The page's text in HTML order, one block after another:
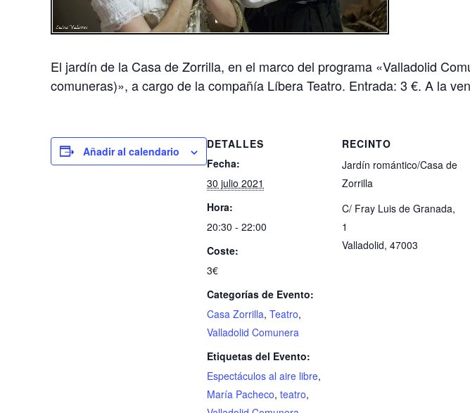
El jardín de la Casa de Zorrilla, en el marco del programa «Valladolid
comuneras)», a cargo de la compañía Líbera Teatro. Entrada: 3 €. A la
Añadir al calendario
DETALLES
Fecha:
30 julio 2021
Hora:
20:30 - 22:00
Coste:
3€
Categorías de Evento:
Casa Zorrilla, Teatro,
Valladolid Comunera
Etiquetas del Evento:
Espectáculos al aire libre,
María Pacheco, teatro,
RECINTO
Jardín romántico/Casa de
Zorrilla
C/ Fray Luis de Granada,
1
Valladolid, 47003